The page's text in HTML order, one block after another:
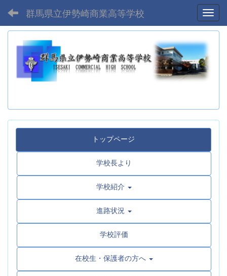
群馬県立伊勢崎商業高等学校
トップページ
学校長より
学校紹介
進路状況
学校評価
在校生・保護者の方へ